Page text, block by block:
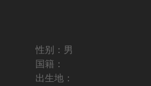
性别： 男
国籍：
出生地：